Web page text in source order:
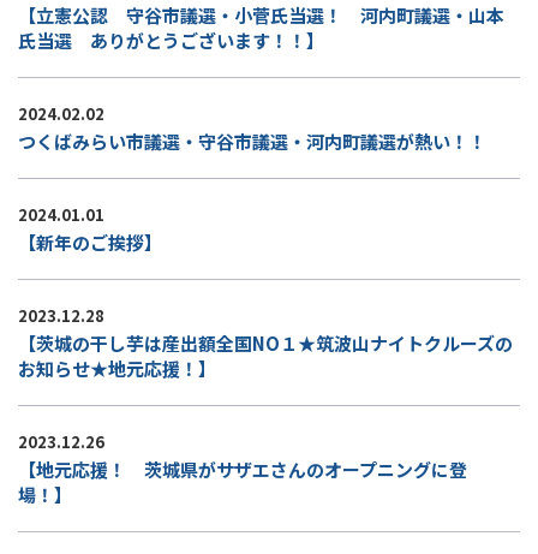
【立憲公認 守谷市議選・小菅氏当選！ 河内町議選・山本
氏当選 ありがとうございます！！】
2024.02.02
つくばみらい市議選・守谷市議選・河内町議選が熱い！！
2024.01.01
【新年のご挨拶】
2023.12.28
【茨城の干し芋は産出額全国NO１★筑波山ナイトクルーズの
お知らせ★地元応援！】
2023.12.26
【地元応援！ 茨城県がサザエさんのオープニングに登
場！】